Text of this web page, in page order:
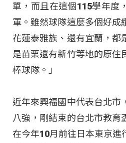
單，而且在這個115學年度
軍 。雖然球隊這麼多個好成
花蓮泰雅族、還有宜蘭，都
是苗栗還有新竹等地的原住
棒球隊 。」
近年來興福國中代表台北市
八強，剛結束的台北市教育
在今年10月前往日本東京進